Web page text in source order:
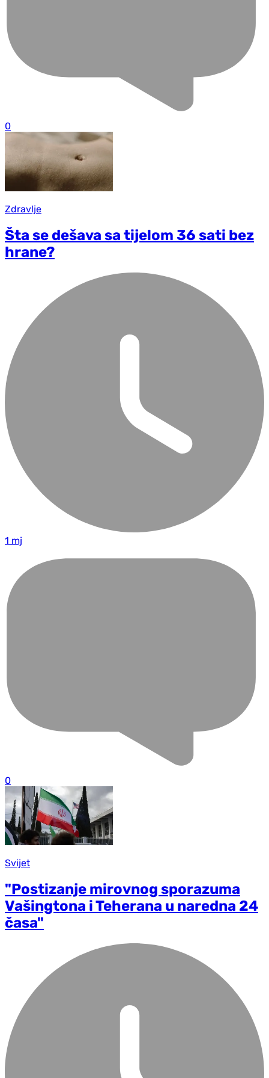
0
Zdravlje
Šta se dešava sa tijelom 36 sati bez
hrane?
1 mj
0
Svijet
"Postizanje mirovnog sporazuma
Vašingtona i Teherana u naredna 24
časa"